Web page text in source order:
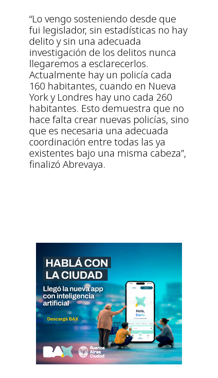
“Lo vengo sosteniendo desde que
fui legislador, sin estadísticas no hay
delito y sin una adecuada
investigación de los delitos nunca
llegaremos a esclarecerlos.
Actualmente hay un policía cada
160 habitantes, cuando en Nueva
York y Londres hay uno cada 260
habitantes. Esto demuestra que no
hace falta crear nuevas policías, sino
que es necesaria una adecuada
coordinación entre todas las ya
existentes bajo una misma cabeza”,
finalizó Abrevaya.